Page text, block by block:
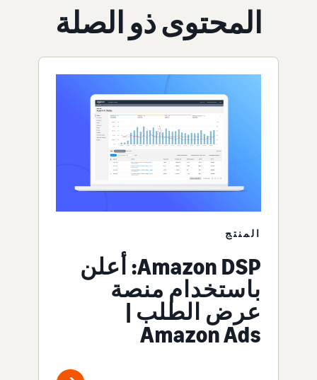
المحتوى ذو الصلة
المنتج
Amazon DSP: أعلن
باستخدام منصة
عرض الطلب |
Amazon Ads